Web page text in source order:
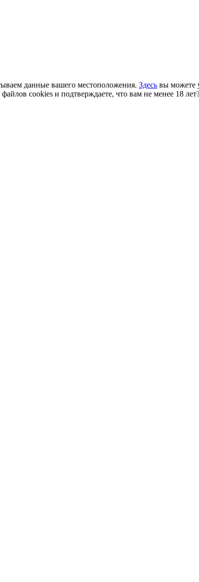
данные вашего местоположения. Здесь вы можете
cookies и подтверждаете, что вам не менее 18